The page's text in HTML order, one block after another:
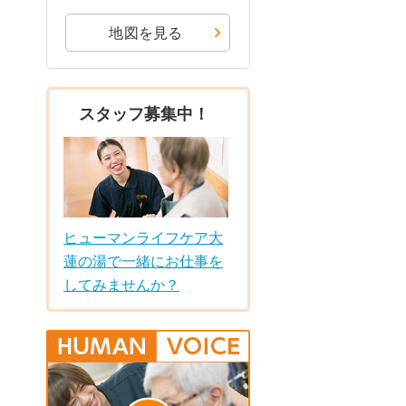
地図を見る
スタッフ募集中！
ヒューマンライフケア大
蓮の湯で一緒にお仕事を
してみませんか？